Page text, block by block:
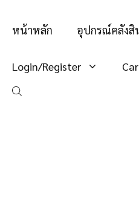
หน้าหลัก อุปกรณ์คลังสิ
Login/Register